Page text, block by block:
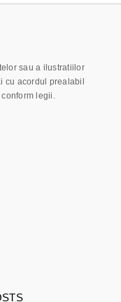
sau a ilustratiilor
cu acordul prealabil
legii.